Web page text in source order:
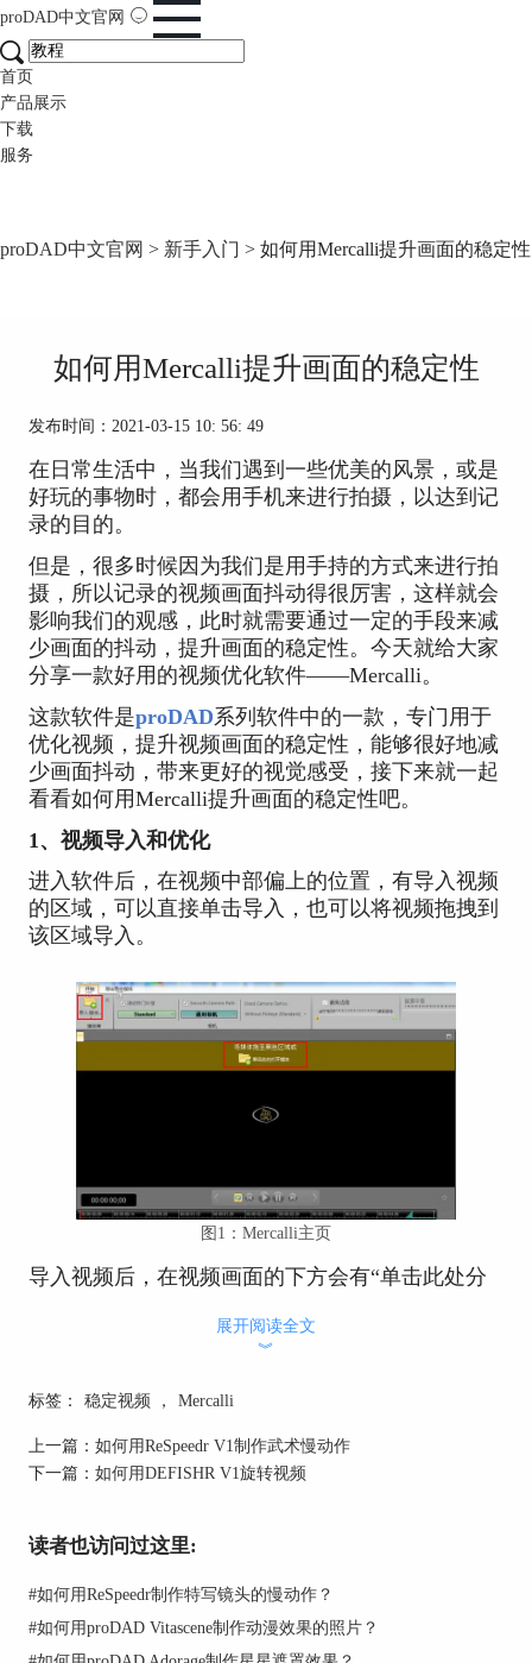
proDAD中文官网
首页
产品展示
下载
服务
proDAD中文官网 > 新手入门 > 如何用Mercalli提升画面的稳定性
如何用Mercalli提升画面的稳定性
发布时间：2021-03-15 10: 56: 49
在日常生活中，当我们遇到一些优美的风景，或是
好玩的事物时，都会用手机来进行拍摄，以达到记
录的目的。
但是，很多时候因为我们是用手持的方式来进行拍
摄，所以记录的视频画面抖动得很厉害，这样就会
影响我们的观感，此时就需要通过一定的手段来减
少画面的抖动，提升画面的稳定性。今天就给大家
分享一款好用的视频优化软件——Mercalli。
这款软件是proDAD系列软件中的一款，专门用于
优化视频，提升视频画面的稳定性，能够很好地减
少画面抖动，带来更好的视觉感受，接下来就一起
看看如何用Mercalli提升画面的稳定性吧。
1、视频导入和优化
进入软件后，在视频中部偏上的位置，有导入视频
的区域，可以直接单击导入，也可以将视频拖拽到
该区域导入。
图1：Mercalli主页
导入视频后，在视频画面的下方会有“单击此处分
图2：分析视频
点击后软件会自动对视频进行稳定分析和相应的优
展开阅读全文
︾
标签： 稳定视频 ， Mercalli
上一篇： 如何用ReSpeedr V1制作武术慢动作
下一篇： 如何用DEFISHR V1旋转视频
读者也访问过这里:
#如何用ReSpeedr制作特写镜头的慢动作？
#如何用proDAD Vitascene制作动漫效果的照片？